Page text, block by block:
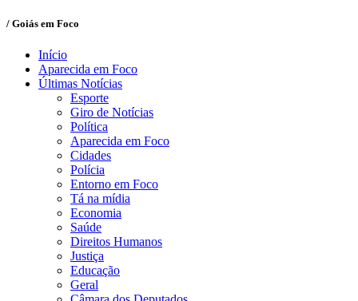
/ Goiás em Foco
Início
Aparecida em Foco
Últimas Notícias
Esporte
Giro de Notícias
Política
Aparecida em Foco
Cidades
Polícia
Entorno em Foco
Tá na mídia
Economia
Saúde
Direitos Humanos
Justiça
Educação
Geral